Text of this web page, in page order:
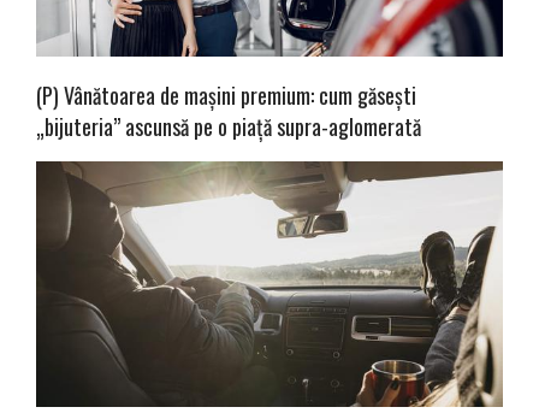
(P) Vânătoarea de mașini premium: cum găsești
„bijuteria” ascunsă pe o piață supra-aglomerată